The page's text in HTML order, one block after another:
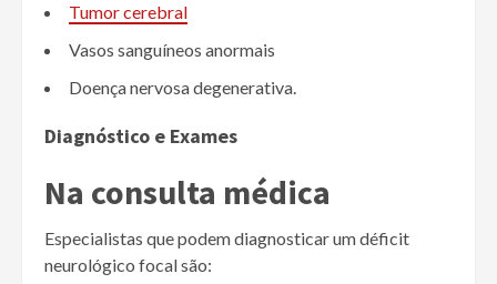
Tumor cerebral
Vasos sanguíneos anormais
Doença nervosa degenerativa.
Diagnóstico e Exames
Na consulta médica
Especialistas que podem diagnosticar um déficit
neurológico focal são: